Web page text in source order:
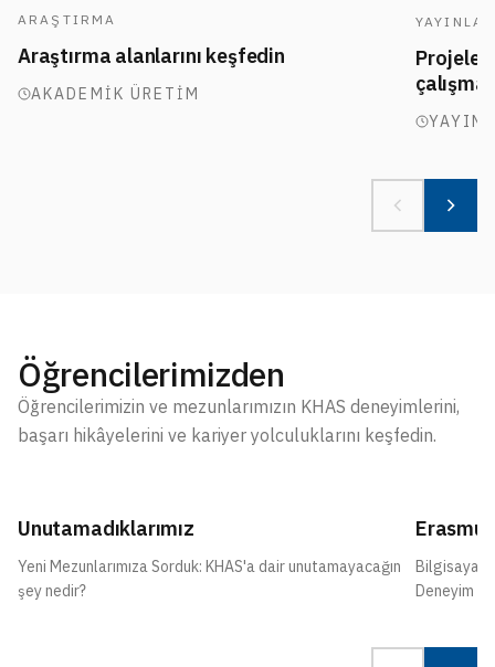
ARAŞTIRMA
Araştırma alanlarını keşfedin
AKADEMIK ÜRETIM
YAYINLAR
Öğrencilerimizden
Öğrencilerimizin ve mezunlarımızın KHAS deneyimlerini,
başarı hikâyelerini ve kariyer yolculuklarını keşfedin.
Unutamadıklarımız
Yeni Mezunlarımıza Sorduk: KHAS'a dair unutamayacağın
şey nedir?
Erasmus
Bilgisayar
Deneyim